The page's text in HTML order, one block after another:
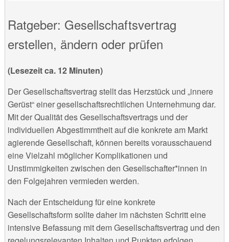
Ratgeber: Gesellschaftsvertrag
erstellen, ändern oder prüfen
(Lesezeit ca. 12 Minuten)
Der Gesellschaftsvertrag stellt das Herzstück und „innere
Gerüst“ einer gesellschaftsrechtlichen Unternehmung dar.
Mit der Qualität des Gesellschaftsvertrags und der
individuellen Abgestimmtheit auf die konkrete am Markt
agierende Gesellschaft, können bereits vorausschauend
eine Vielzahl möglicher Komplikationen und
Unstimmigkeiten zwischen den Gesellschafter*innen in
den Folgejahren vermieden werden.
Nach der Entscheidung für eine konkrete
Gesellschaftsform sollte daher im nächsten Schritt eine
intensive Befassung mit dem Gesellschaftsvertrag und den